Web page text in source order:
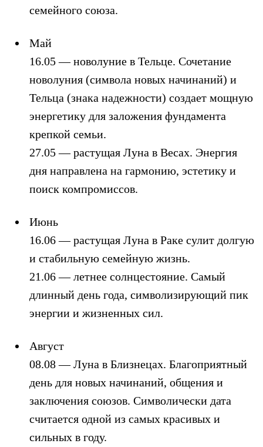
семейного союза.
Май
16.05 — новолуние в Тельце. Сочетание
новолуния (символа новых начинаний) и
Тельца (знака надежности) создает мощную
энергетику для заложения фундамента
крепкой семьи.
27.05 — растущая Луна в Весах. Энергия
дня направлена на гармонию, эстетику и
поиск компромиссов.
Июнь
16.06 — растущая Луна в Раке сулит долгую
и стабильную семейную жизнь.
21.06 — летнее солнцестояние. Самый
длинный день года, символизирующий пик
энергии и жизненных сил.
Август
08.08 — Луна в Близнецах. Благоприятный
день для новых начинаний, общения и
заключения союзов. Символически дата
считается одной из самых красивых и
сильных в году.